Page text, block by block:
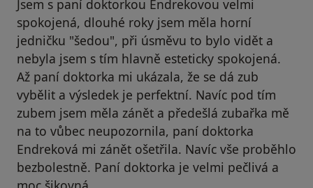
Jsem s paní doktorkou Endrekovou velmi
spokojená, dlouhé roky jsem měla horní
jedničku "šedou", při úsměvu to bylo vidět a
nebyla jsem s tím hlavně esteticky spokojená.
Až paní doktorka mi ukázala, že se dá zub
vybělit a výsledek je perfektní. Navíc pod tím
zubem jsem měla zánět a předešlá zubařka mě
na to vůbec neupozornila, paní doktorka
Endreková mi zánět ošetřila. Navíc vše proběhlo
bezbolestně. Paní doktorka je velmi pečlivá a